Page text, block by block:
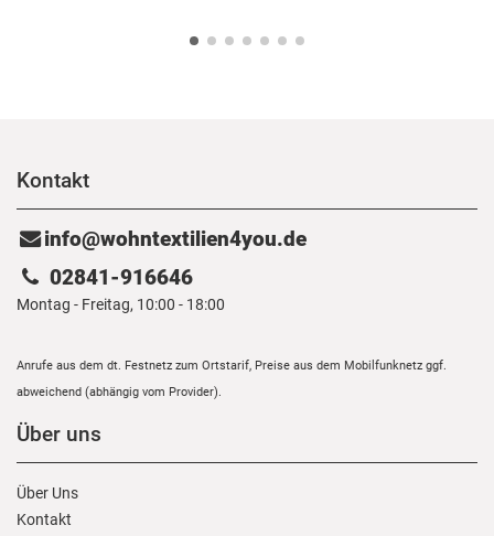
Kontakt
info@wohntextilien4you.de
02841-916646
Montag - Freitag, 10:00 - 18:00
Anrufe aus dem dt. Festnetz zum Ortstarif, Preise aus dem Mobilfunknetz ggf.
abweichend (abhängig vom Provider).
Über uns
Über Uns
Kontakt